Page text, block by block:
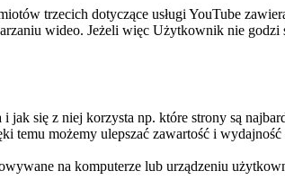
trzecich dotyczące usługi YouTube
wideo. Jeżeli więc Użytkownik nie godzi
jak się z niej korzysta np. które strony są
możemy ulepszać zawartość i
na komputerze lub urządzeniu